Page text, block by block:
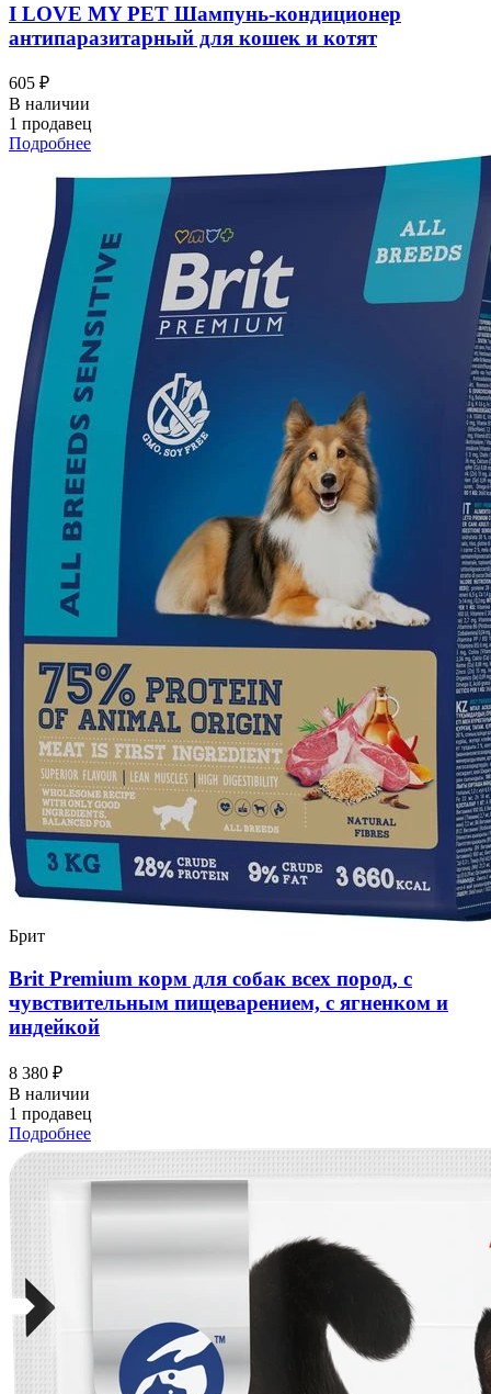
I LOVЕ MY PET Шампунь-кондиционер
антипаразитарный для кошек и котят
605 ₽
В наличии
1 продавец
Подробнее
Брит
Brit Premium корм для собак всех пород, с
чувствительным пищеварением, с ягненком и
индейкой
8 380 ₽
В наличии
1 продавец
Подробнее